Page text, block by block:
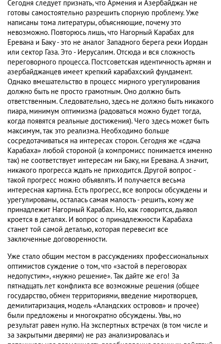
Сегодня следует признать, что Армения и Азербайджан не
готовы самостоятельно разрешить спорную проблему. Уже
написаны тома литературы, объясняющие, почему это
невозможно. Повторюсь лишь, что Нагорный Карабах для
Еревана и Баку - это не аналог Западного берега реки Иордан
или сектор Газа. Это - Иерусалим. Отсюда и вся сложность
переговорного процесса. Постсоветская идентичность армян и
азербайджанцев имеет крепкий карабахский фундамент.
Однако вмешательство в процесс мирного урегулирования
должно быть не просто грамотным. Оно должно быть
ответственным. Следовательно, здесь не должно быть никакого
пиара, минимум оптимизма (радоваться можно будет тогда,
когда появятся реальные достижения). Чего здесь может быть
максимум, так это реализма. Необходимо больше
сосредотачиваться на интересах сторон. Сегодня же «сдача
Карабаха» любой стороной (а компромисс понимается именно
так) не соответствует интересам ни Баку, ни Еревана. А значит,
никакого прогресса ждать не приходится. Другой вопрос -
такой прогресс можно объявлять. И получается весьма
интересная картина. Есть прогресс, все вопросы обсуждены и
урегулированы, осталась самая малость - решить, кому же
принадлежит Нагорный Карабах. Но, как говорится, дьявол
кроется в деталях. И вопрос о принадлежности Карабаха
станет той самой деталью, которая перевесит все
заключенные договоренности.
Уже стало общим местом в рассуждениях профессиональных
оптимистов суждение о том, что «застой в переговорах
недопустим», «нужно решение». Так дайте же его! За
пятнадцать лет конфликта все возможные решения (общее
государство, обмен территориями, введение миротворцев,
демилитаризация, модель «Аландских островов» и прочее)
были предложены и многократно обсуждены. Увы, но
результат равен нулю. На экспертных встречах (в том числе и
за закрытыми дверями) не раз анализировалась и